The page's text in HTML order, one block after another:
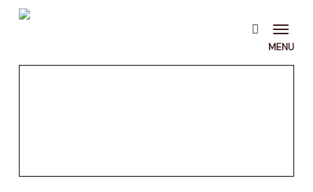
Skip
pesquisa
Menu